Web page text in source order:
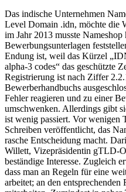
Das indische Unternehmen
Level Domain .idn, möchte die
im Jahr 2013 musste
Bewerbungsunterlagen
Endung ist, weil das Kürzel
alpha-3 codes“ das geschützte
Registrierung ist nach Ziffer
Bewerberhandbuchs
Fehler reagieren und zu einer
umschwenken. Allerdings gibt
ist wenig passiert. Vor wenigen
Schreiben veröffentlicht, das
rasche Entscheidung macht.
Willett, Vizepräsidentin gTLD-
beständige Interesse. Zugleich
dass man an Regeln für eine
arbeitet; an den